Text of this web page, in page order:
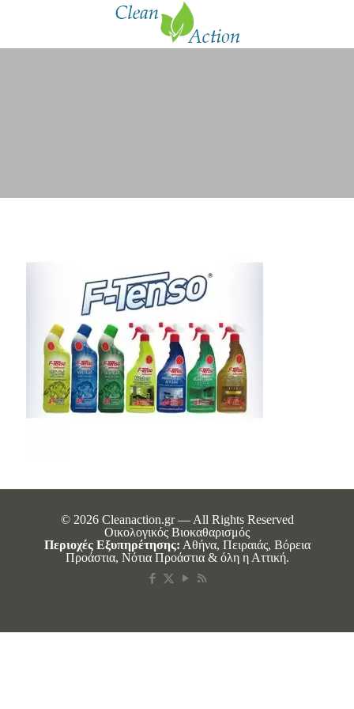
© 2026 Cleanaction.gr — All Rights Reserved
Οικολογικός Βιοκαθαρισμός
Περιοχές Εξυπηρέτησης: Αθήνα, Πειραιάς, Βόρεια
Προάστια, Νότια Προάστια & όλη η Αττική.